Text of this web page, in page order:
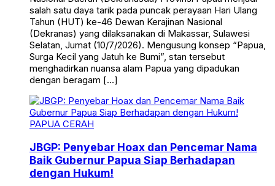
salah satu daya tarik pada puncak perayaan Hari Ulang
Tahun (HUT) ke-46 Dewan Kerajinan Nasional
(Dekranas) yang dilaksanakan di Makassar, Sulawesi
Selatan, Jumat (10/7/2026). Mengusung konsep “Papua,
Surga Kecil yang Jatuh ke Bumi”, stan tersebut
menghadirkan nuansa alam Papua yang dipadukan
dengan beragam […]
PAPUA CERAH
JBGP: Penyebar Hoax dan Pencemar Nama
Baik Gubernur Papua Siap Berhadapan
dengan Hukum!